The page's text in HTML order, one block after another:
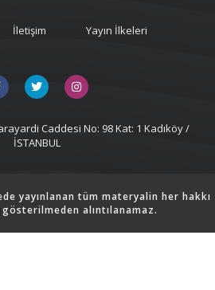
İletişim Yayın İlkeleri
Caddesi No: 98 Kat: 1 Kadıköy /
İSTANBUL
yayınlanan tüm materyalin her hakkı
gösterilmeden alıntılanamaz.